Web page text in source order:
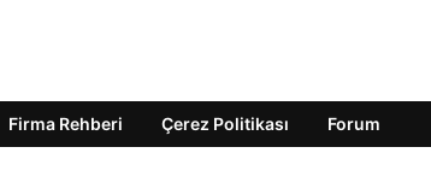
Firma Rehberi Çerez Politikası Forum